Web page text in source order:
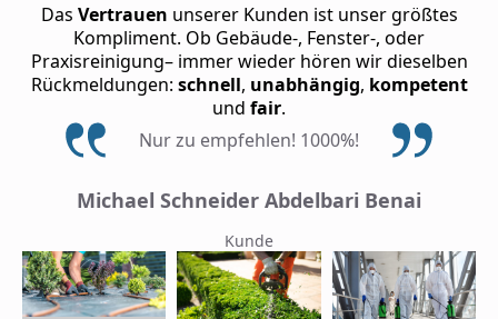
Das Vertrauen unserer Kunden ist unser größtes
Kompliment. Ob Gebäude-, Fenster-, oder
Praxisreinigung– immer wieder hören wir dieselben
Rückmeldungen: schnell, unabhängig, kompetent
und fair.
Nur zu empfehlen! 1000%!
Michael Schneider Abdelbari Benai
Kunde